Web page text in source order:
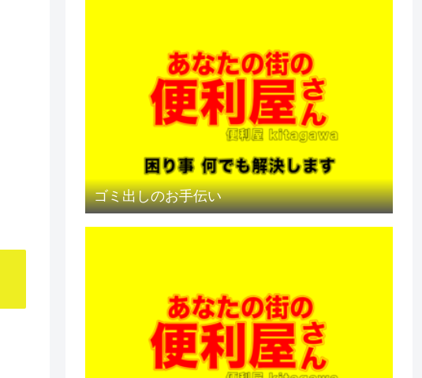
ゴミ出しのお手伝い